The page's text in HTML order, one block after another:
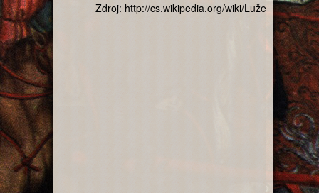
Zdroj: http://cs.wikipedia.org/wiki/Luže